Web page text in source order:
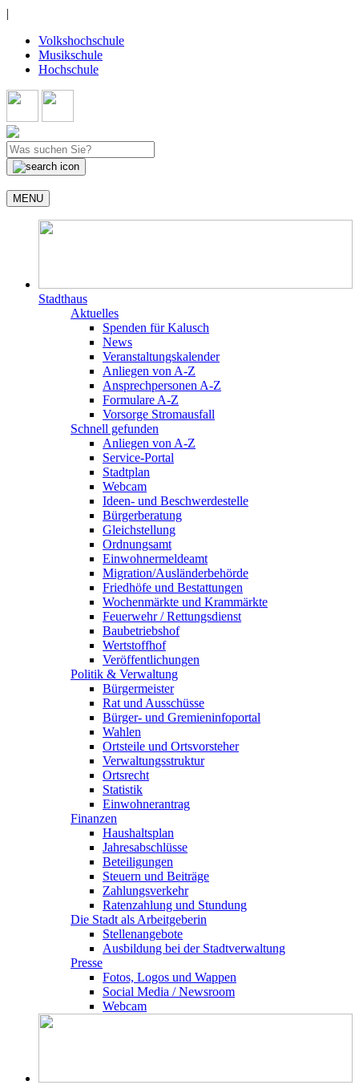
|
Volkshochschule
Musikschule
Hochschule
MENU
Stadthaus
Aktuelles
Spenden für Kalusch
News
Veranstaltungskalender
Anliegen von A-Z
Ansprechpersonen A-Z
Formulare A-Z
Vorsorge Stromausfall
Schnell gefunden
Anliegen von A-Z
Service-Portal
Stadtplan
Webcam
Ideen- und Beschwerdestelle
Bürgerberatung
Gleichstellung
Ordnungsamt
Einwohnermeldeamt
Migration/Ausländerbehörde
Friedhöfe und Bestattungen
Wochenmärkte und Krammärkte
Feuerwehr / Rettungsdienst
Baubetriebshof
Wertstoffhof
Veröffentlichungen
Politik & Verwaltung
Bürgermeister
Rat und Ausschüsse
Bürger- und Gremieninfoportal
Wahlen
Ortsteile und Ortsvorsteher
Verwaltungsstruktur
Ortsrecht
Statistik
Einwohnerantrag
Finanzen
Haushaltsplan
Jahresabschlüsse
Beteiligungen
Steuern und Beiträge
Zahlungsverkehr
Ratenzahlung und Stundung
Die Stadt als Arbeitgeberin
Stellenangebote
Ausbildung bei der Stadtverwaltung
Presse
Fotos, Logos und Wappen
Social Media / Newsroom
Webcam